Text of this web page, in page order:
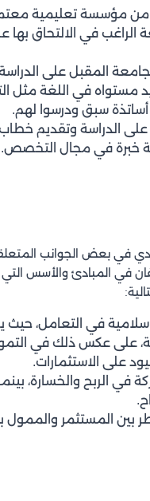
من مؤسسة تعليمية
في الالتحاق بها
المقبل على
مستواه في اللغة مثل
الدراسة وتقديم
خبرة في مجال التخصص.
في بعض الجوانب
في المبادئ والأسس التي
في التعامل، حيث
على عكس ذلك في
على الاستثمارات.
في الربح والخسارة،
بين المستثمر والممول